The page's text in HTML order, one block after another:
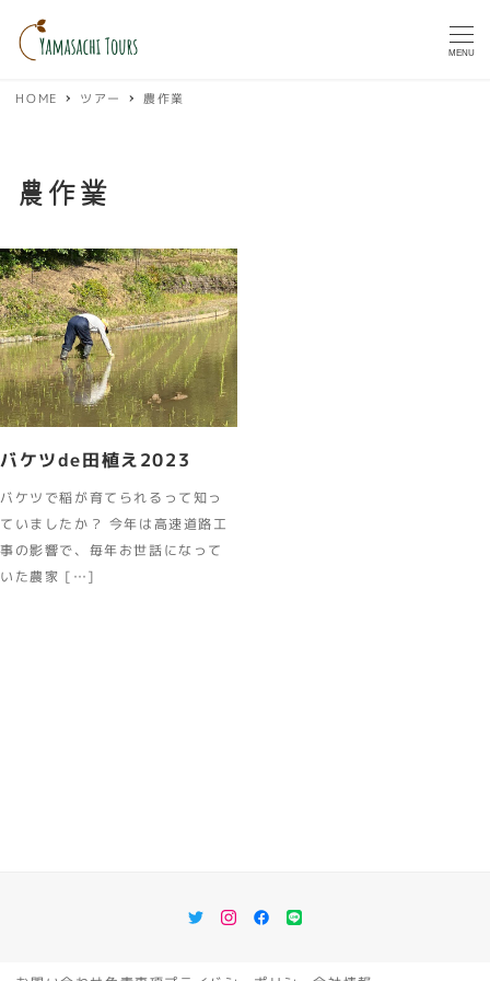
MENU
HOME ツアー 農作業
農作業
バケツde田植え2023
バケツで稲が育てられるって知っ
ていましたか？ 今年は高速道路工
事の影響で、毎年お世話になって
いた農家 […]
TwitterInstagram
Facebook
LINE